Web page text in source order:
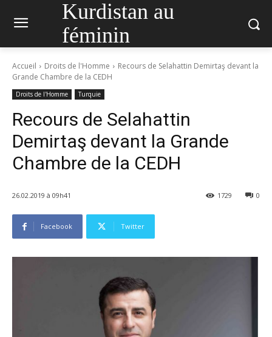
Kurdistan au
féminin
Accueil Droits de l'Homme
Recours de Selahattin Demirtaş devant la
Grande Chambre de la CEDH
Droits de l'Homme Turquie
Recours de Selahattin
Demirtaş devant la Grande
Chambre de la CEDH
26.02.2019 à 09h41 0
1729
Facebook Twitter